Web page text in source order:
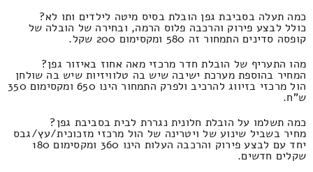
כמה תעלה בסביבת גפן הובלת בסיס מיטה לילדים ותו לא?
כולל לבצע פירוק והרכבה פלוס הרמה, ובחירה של הובלה של
קופסה סדינים התמחור זה 580 ומקסימום 200 שקל.
מהו התעריף של הובלת חדר מרכזי מאה אחוז באיזור גפן?
המחיר בהוספת מערכת ישיבה שיש בה טלוויזיות שיש בה שולחן
הול מרכזי בזיווג להרכיב ולפרק התמחור הינו 650 ומקסימום 350
ש"ח.
כמה תשלמו על הובלת חלונית נגררת לבית בסביבת גפן?
מחיר בשביל שינוע של ויטרינה של הול מרכזי מזכוכית/עץ/גבס
יחד עם לבצע פירוק והרכבה העלות הינו 360 ומקסימום 180
שקלים חדשים.